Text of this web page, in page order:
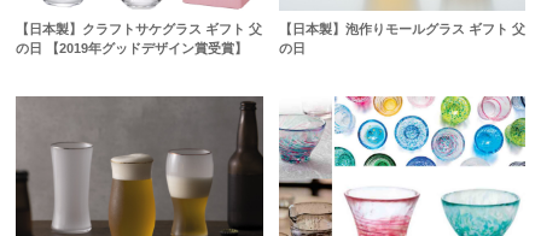
【日本製】クラフトサケグラス ギフト 父
の日 【2019年グッドデザイン賞受賞】
【日本製】泡作りモールグラス ギフト 父
の日